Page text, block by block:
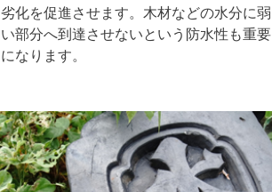
劣化を促進させます。木材などの水分に弱
い部分へ到達させないという防水性も重要
になります。